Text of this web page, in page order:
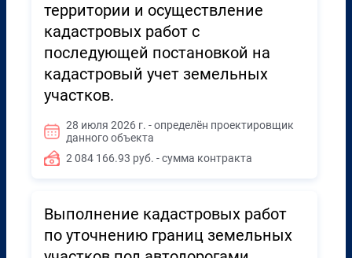
территории и осуществление
кадастровых работ с
последующей постановкой на
кадастровый учет земельных
участков.
28 июля 2026 г. - определён проектировщик
данного объекта
2 084 166.93 руб. - сумма контракта
Выполнение кадастровых работ
по уточнению границ земельных